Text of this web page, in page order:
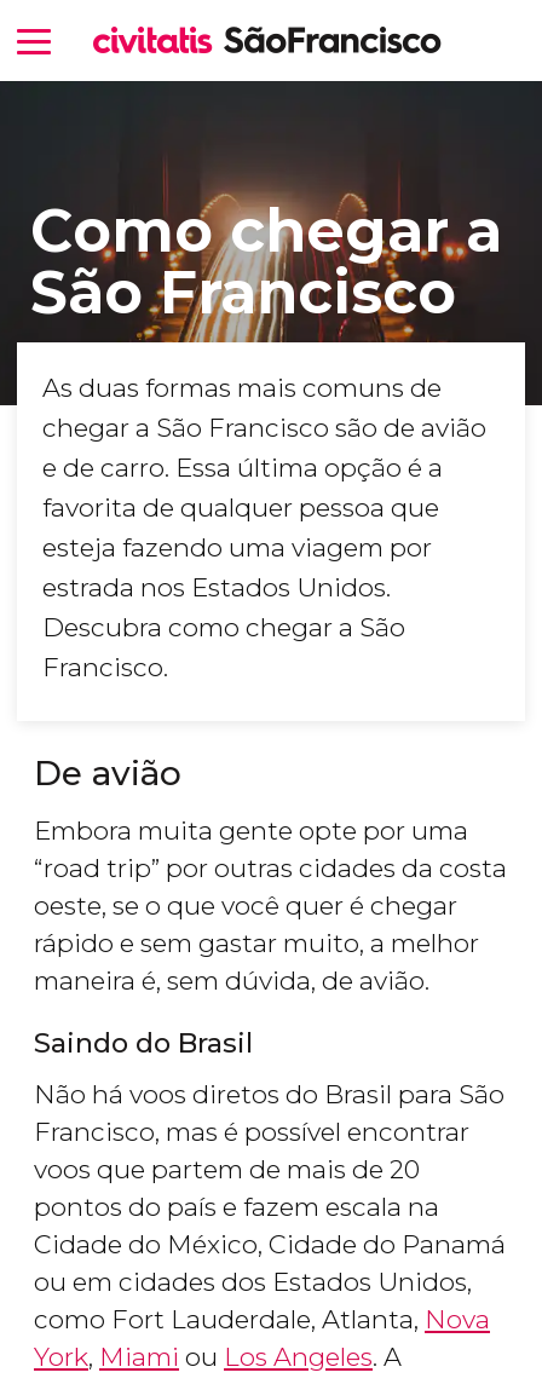
Como chegar a
São Francisco
As duas formas mais comuns de
chegar a São Francisco são de avião
e de carro. Essa última opção é a
favorita de qualquer pessoa que
esteja fazendo uma viagem por
estrada nos Estados Unidos.
Descubra como chegar a São
Francisco.
De avião
Embora muita gente opte por uma
“road trip” por outras cidades da costa
oeste, se o que você quer é chegar
rápido e sem gastar muito, a melhor
maneira é, sem dúvida, de avião.
Saindo do Brasil
Não há voos diretos do Brasil para São
Francisco, mas é possível encontrar
voos que partem de mais de 20
pontos do país e fazem escala na
Cidade do México, Cidade do Panamá
ou em cidades dos Estados Unidos,
como Fort Lauderdale, Atlanta, Nova
York, Miami ou Los Angeles. A